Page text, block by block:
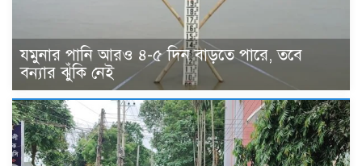
যমুনার পানি আরও ৪-৫ দিন বাড়তে পারে, তবে
বন্যার ঝুঁকি নেই